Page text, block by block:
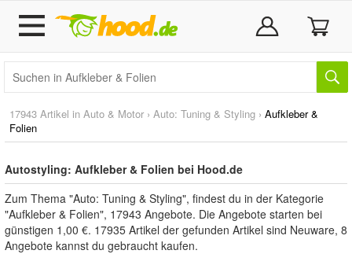
17943 Artikel in Auto & Motor › Auto: Tuning & Styling › Aufkleber &
Folien
Autostyling: Aufkleber & Folien bei Hood.de
Zum Thema "Auto: Tuning & Styling", findest du in der Kategorie
"Aufkleber & Folien", 17943 Angebote. Die Angebote starten bei
günstigen 1,00 €. 17935 Artikel der gefunden Artikel sind Neuware, 8
Angebote kannst du gebraucht kaufen.